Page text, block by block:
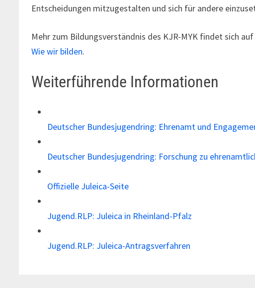
Entscheidungen mitzugestalten und sich für andere
Mehr zum Bildungsverständnis des KJR-MYK findet sich
Wie wir bilden.
Weiterführende Informationen
Deutscher Bundesjugendring: Ehrenamt und
Deutscher Bundesjugendring: Forschung zu
Offizielle Juleica-Seite
Jugend.RLP: Juleica in Rheinland-Pfalz
Jugend.RLP: Juleica-Antragsverfahren